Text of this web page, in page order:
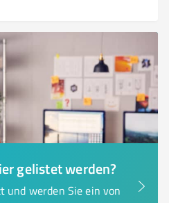
gelistet werden?
und werden Sie ein von